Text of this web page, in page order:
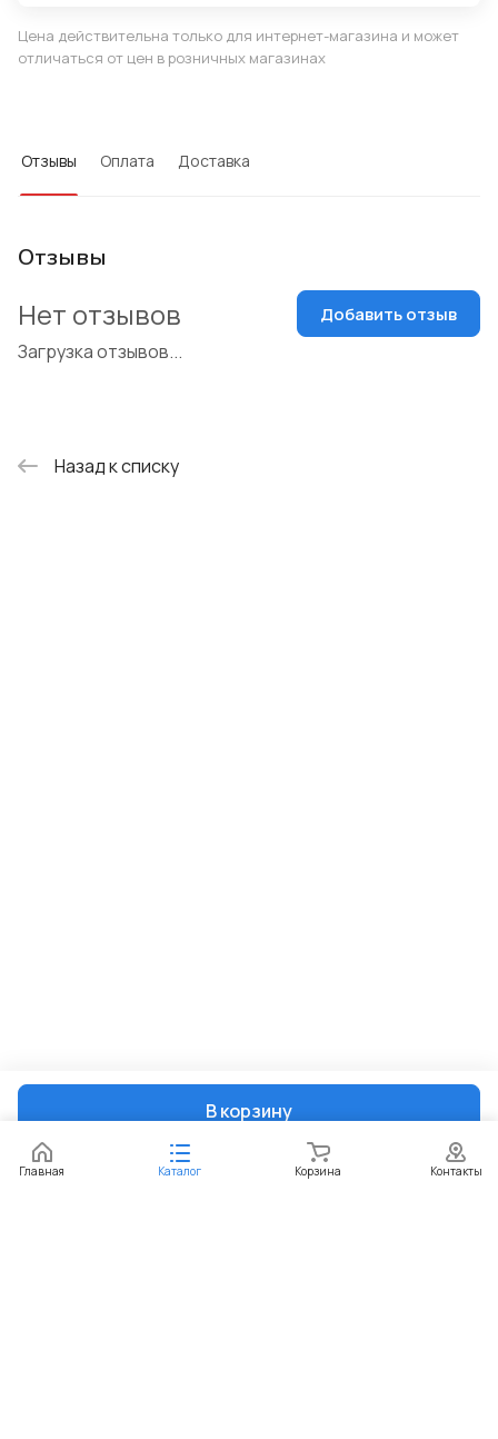
В корзину
Цена действительна только для интернет-магазина и может
отличаться от цен в розничных магазинах
Отзывы Оплата Доставка
Отзывы
Загрузка отзывов...
Нет отзывов Добавить отзыв
Назад к списку
Главная Каталог Корзина Контакты